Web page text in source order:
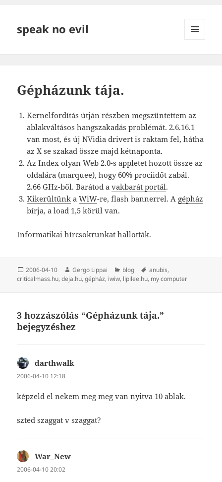
speak no evil
Gépházunk tája.
Kernelfordítás útján részben megszüntettem az
ablakváltásos hangszakadás problémát. 2.6.16.1
van most, és új NVidia drivert is raktam fel, hátha
az X se szakad össze majd kétnaponta.
Az Index olyan Web 2.0-s appletet hozott össze az
oldalára (marquee), hogy 60% prociidőt zabál.
2.66 GHz-ből. Barátod avakbarát portál.
Kikerültünk aWiW-re, flash bannerrel. A gépház
bírja, a load 1,5 körül van.
Informatikai hírcsokrunkat hallották.
Közzétéve
2006-04-10 Szerző
Gergo Lippai Kategória
blog Címke
anubis,
criticalmass.hu,deja.hu,gépház, iwiw, lipilee.hu, my computer
3 hozzászólás “Gépházunk tája.”
bejegyzéshez
darthwalk
2006-04-10 12:18
képzeld el nekem meg meg van nyitva 10 ablak.
szted szaggat v szaggat?
War_New
2006-04-10 20:02